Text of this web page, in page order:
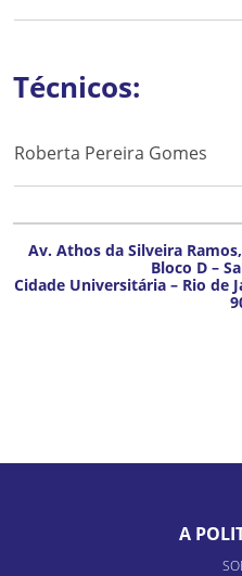
Técnicos:
Roberta Pereira Gomes
Av. Athos da Silveira
Bloco D –
Cidade Universitária – Rio de
A